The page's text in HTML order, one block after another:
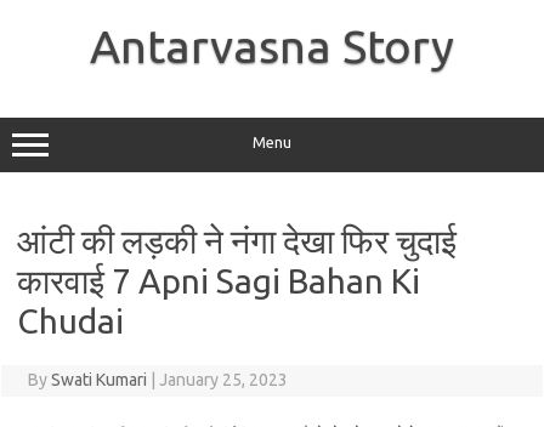
Antarvasna Story
Menu
आंटी की लड़की ने नंगा देखा फिर चुदाई
कारवाई 7 Apni Sagi Bahan Ki
Chudai
BySwati Kumari January 25, 2023